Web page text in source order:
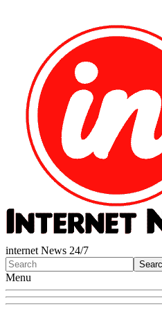
internet News 24/7
Menu